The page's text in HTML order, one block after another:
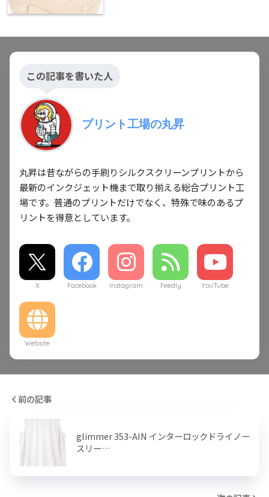
この記事を書いた人
プリント工場の丸昇
丸昇は昔ながらの手刷りシルクスクリーンプリントから
最新のインクジェット機まで取り揃える総合プリント工
場です。普通のプリントだけでなく、特殊で味のあるプ
リントを得意としています。
X Facebook Instagram Feedly YouTube
Website
前の記事
glimmer 353-AIN インターロックドライノー
スリー…